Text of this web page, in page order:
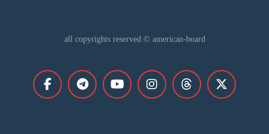
all copyrights reserved © american-board